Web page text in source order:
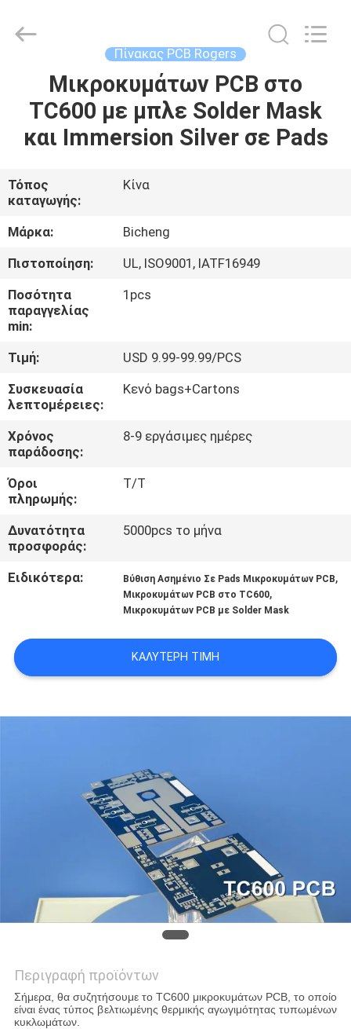
ΣΠΊΤΙ
ΠΡΟΪΌΝΤΑ
ΒΊΝΤΕΟ
ΣΧΕΤΙΚΆ
ΜΕ
ΕΜΆΣ
ΕΠΙΣΚΈΨΕΙΣ
ΣΤΟ
ΕΡΓΟΣΤΆΣΙΟ
ΈΛΕΓΧΟΣ
ΠΟΙΌΤΗΤΑΣ
ΕΠΙΚΟΙΝΩΝΉΣΤΕ
ΜΑΖΊ
ΜΑΣ
ΥΠΟΘΈΣΕΙΣ
SITEMAP
ΑΠΟΡΡΉΤΟΥ
Πίνακας PCB Rogers
Μικροκυμάτων PCB στο
TC600 με μπλε Solder Mask
και Immersion Silver σε Pads
Τόπος
καταγωγής:
Κίνα
Μάρκα:
Bicheng
Πιστοποίηση:
UL, ISO9001, IATF16949
Ποσότητα
παραγγελίας
min:
1pcs
Τιμή:
USD 9.99-99.99/PCS
Συσκευασία
λεπτομέρειες:
Κενό bags+Cartons
Χρόνος
παράδοσης:
8-9 εργάσιμες ημέρες
Όροι
πληρωμής:
Τ/Τ
Δυνατότητα
προσφοράς:
5000pcs το μήνα
Ειδικότερα: Βύθιση Ασημένιο Σε Pads Μικροκυμάτων PCB,
Μικροκυμάτων PCB στο TC600,
Μικροκυμάτων PCB με Solder Mask
ΚΑΛΎΤΕΡΗ ΤΙΜΉ
Περιγραφή προϊόντων
Σήμερα, θα συζητήσουμε το TC600 μικροκυμάτων PCB, το οποίο
είναι ένας τύπος βελτιωμένης θερμικής αγωγιμότητας τυπωμένων
κυκλωμάτων.